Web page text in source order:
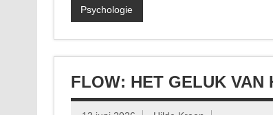
Psychologie
FLOW: HET GELUK VAN